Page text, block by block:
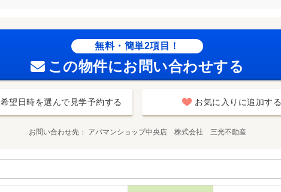
無料・簡単2項目！
この物件にお問い合わせする
希望日時を選んで見学予約する お気に入りに追加する
お問い合わせ先 アパマンショップ中央店 株式会社 三光不動産